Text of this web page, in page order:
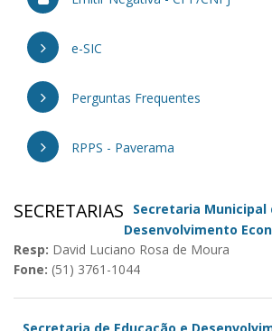
e-SIC
Perguntas Frequentes
RPPS - Paverama
SECRETARIAS
Secretaria Municipal
Desenvolvimento
Resp: David Luciano Rosa de Moura
Fone: (51) 3761-1044